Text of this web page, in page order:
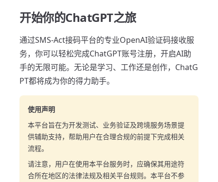
开始你的ChatGPT之旅
通过SMS-Act接码平台的专业OpenAI验证码接收服
务，你可以轻松完成ChatGPT账号注册，开启AI助
手的无限可能。无论是学习、工作还是创作，ChatG
PT都将成为你的得力助手。
使用声明
本平台旨在为开发测试、业务验证及跨境服务场景提
供辅助支持，帮助用户在合理合规的前提下完成相关
流程。
请注意，用户在使用本平台服务时，应确保其用途符
合所在地区的法律法规及相关平台规则。本平台不参